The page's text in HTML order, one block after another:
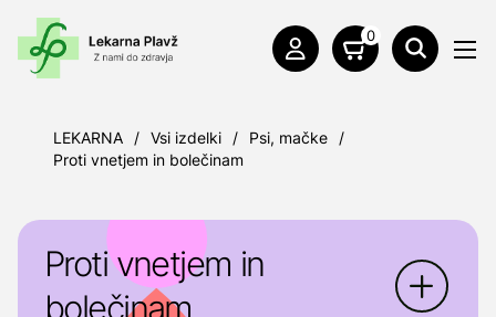
0
LEKARNA / Vsi izdelki / Psi, mačke
/
Proti vnetjem in bolečinam
Proti vnetjem in
bolečinam